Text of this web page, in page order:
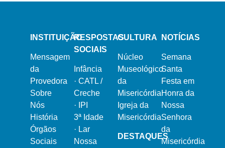
INSTITUIÇÃO
Mensagem
da
Provedora
Sobre
Nós
História
Órgãos
Sociais
RESPOSTAS
SOCIAIS
Infância
· CATL /
Creche
·
IPI
3ª Idade
· Lar
Nossa
CULTURA
Núcleo
Museológico
da
Misericórdia
Igreja da
Misericórdia
DESTAQUES
NOTÍCIAS
Semana
Santa
Festa em
Honra da
Nossa
Senhora
da
Misericórdia